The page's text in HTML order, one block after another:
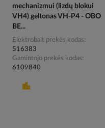
mechanizmui (lizdų blokui
VH4) geltonas VH-P4 - OBO
BE...
Elektrobalt prekės kodas
516383
Gamintojo prekės kodas
6109840